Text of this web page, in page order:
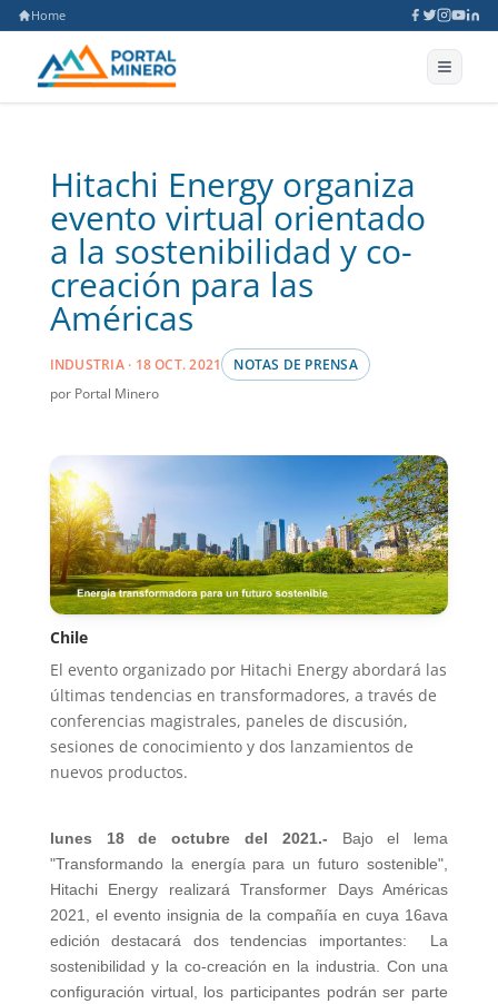
Home
Hitachi Energy organiza
evento virtual orientado
a la sostenibilidad y co-
creación para las
Américas
INDUSTRIA · 18 OCT. 2021 NOTAS DE PRENSA
por Portal Minero
Chile
El evento organizado por Hitachi Energy abordará las
últimas tendencias en transformadores, a través de
conferencias magistrales, paneles de discusión,
sesiones de conocimiento y dos lanzamientos de
nuevos productos.
lunes 18 de octubre del 2021.- Bajo el lema
"Transformando la energía para un futuro sostenible",
Hitachi Energy realizará Transformer Days Américas
2021, el evento insignia de la compañía en cuya 16ava
edición destacará dos tendencias importantes: La
sostenibilidad y la co-creación en la industria. Con una
configuración virtual, los participantes podrán ser parte